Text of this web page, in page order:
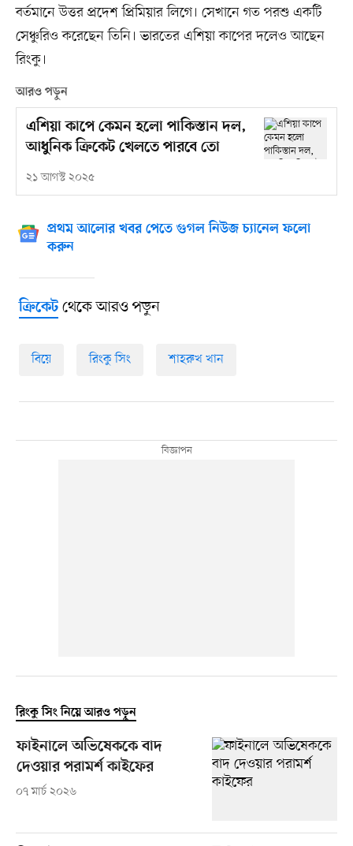
বর্তমানে উত্তর প্রদেশ প্রিমিয়ার লিগে। সেখানে গত পরশু একটি
সেঞ্চুরিও করেছেন তিনি। ভারতের এশিয়া কাপের দলেও আছেন
রিংকু।
আরও পড়ুন
এশিয়া কাপে কেমন হলো পাকিস্তান দল,
আধুনিক ক্রিকেট খেলতে পারবে তো
২১ আগস্ট ২০২৫
প্রথম আলোর খবর পেতে গুগল নিউজ চ্যানেল ফলো
করুন
ক্রিকেটথেকে আরও পড়ুন
বিয়ে রিংকু সিং শাহরুখ খান
রিংকু সিং নিয়ে আরও পড়ুন
ফাইনালে অভিষেককে বাদ
দেওয়ার পরামর্শ কাইফের
০৭ মার্চ ২০২৬